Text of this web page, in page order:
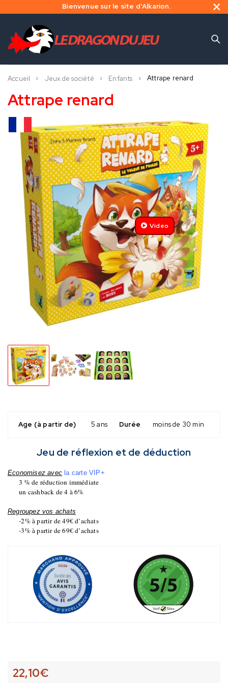
Bienvenue sur le site d'Alkarion.
Accueil Jeux de société Enfants Attrape renard
Attrape renard
Video
Age (à partir de) 5 ans Durée moins de 30 min
Jeu de réflexion et de déduction
Economisez avec la carte VIP+
3 % de réduction immédiate
un cashback de 4 à 6%
Regroupez vos achats
-2% à partir de 49€ d’achats
-3% à partir de 69€ d’achats
22,10€